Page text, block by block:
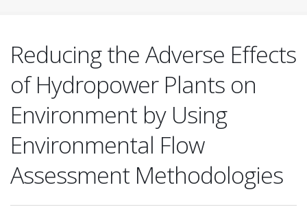
Reducing the Adverse Effects
of Hydropower Plants on
Environment by Using
Environmental Flow
Assessment Methodologies